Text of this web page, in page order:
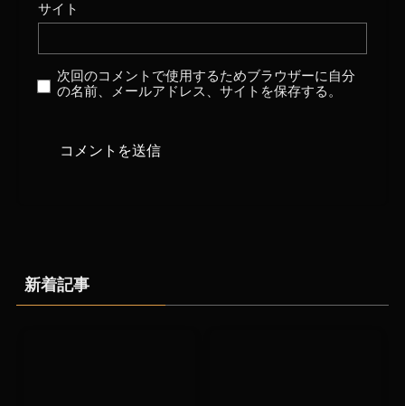
サイト
次回のコメントで使用するためブラウザーに自分
の名前、メールアドレス、サイトを保存する。
新着記事